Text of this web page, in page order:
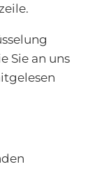
Sie an uns